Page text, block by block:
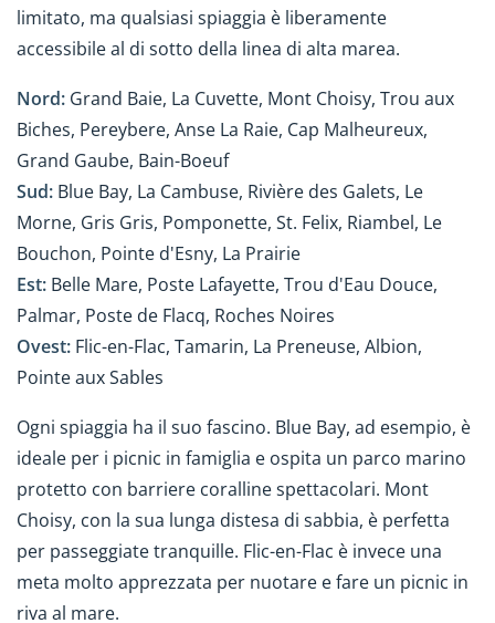
limitato, ma qualsiasi spiaggia è liberamente
accessibile al di sotto della linea di alta marea.
Nord: Grand Baie, La Cuvette, Mont Choisy, Trou aux
Biches, Pereybere, Anse La Raie, Cap Malheureux,
Grand Gaube, Bain-Boeuf
Sud: Blue Bay, La Cambuse, Rivière des Galets, Le
Morne, Gris Gris, Pomponette, St. Felix, Riambel, Le
Bouchon, Pointe d'Esny, La Prairie
Est: Belle Mare, Poste Lafayette, Trou d'Eau Douce,
Palmar, Poste de Flacq, Roches Noires
Ovest: Flic-en-Flac, Tamarin, La Preneuse, Albion,
Pointe aux Sables
Ogni spiaggia ha il suo fascino. Blue Bay, ad esempio, è
ideale per i picnic in famiglia e ospita un parco marino
protetto con barriere coralline spettacolari. Mont
Choisy, con la sua lunga distesa di sabbia, è perfetta
per passeggiate tranquille. Flic-en-Flac è invece una
meta molto apprezzata per nuotare e fare un picnic in
riva al mare.